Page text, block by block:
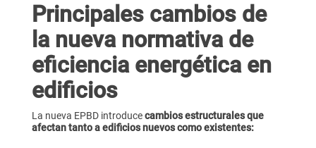
Principales cambios de
la nueva normativa de
eficiencia energética en
edificios
La nueva EPBD introducecambios estructurales que
afectan tanto a edificios nuevos como existentes: